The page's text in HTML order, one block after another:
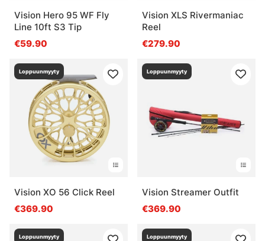
Vision Hero 95 WF Fly
Line 10ft S3 Tip
€59.90
Vision XLS Rivermaniac
Reel
€279.90
Loppuunmyyty
Vision XO 56 Click Reel
€369.90
Loppuunmyyty
Vision Streamer Outfit
€369.90
Loppuunmyyty Loppuunmyyty